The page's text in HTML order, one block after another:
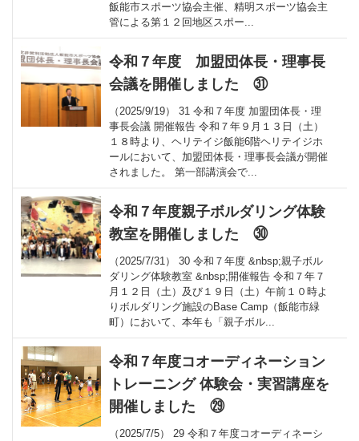
飯能市スポーツ協会主催、精明スポーツ協会主
管による第１２回地区スポー...
令和７年度 加盟団体長・理事長
会議を開催しました ㉛
（2025/9/19） 31 令和７年度 加盟団体長・理
事長会議 開催報告 令和７年９月１３日（土）
１８時より、ヘリテイジ飯能6階ヘリテイジホ
ールにおいて、加盟団体長・理事長会議が開催
されました。 第一部講演会で...
令和７年度親子ボルダリング体験
教室を開催しました ㉚
（2025/7/31） 30 令和７年度 &nbsp;親子ボル
ダリング体験教室 &nbsp;開催報告 令和７年７
月１２日（土）及び１９日（土）午前１０時よ
りボルダリング施設のBase Camp（飯能市緑
町）において、本年も「親子ボル...
令和７年度コオーディネーション
トレーニング 体験会・実習講座を
開催しました ㉙
（2025/7/5） 29 令和７年度コオーディネーシ